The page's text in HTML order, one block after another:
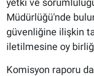
yetki ve
Müdürlüğü'nde
güvenliğine ilişkin
iletilmesine oy
Komisyon raporu